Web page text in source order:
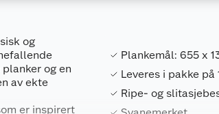
og
og en
av ekte
er inspirert
Plankemål: 655 x
Leveres i pakke på
Ripe- og